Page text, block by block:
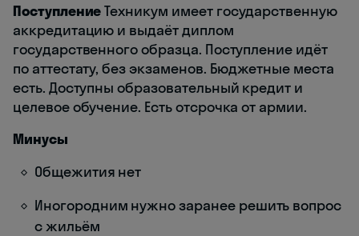
ПоступлениеТехникум имеет государственную
аккредитацию и выдаёт диплом
государственного образца. Поступление идёт
по аттестату, без экзаменов. Бюджетные места
есть. Доступны образовательный кредит и
целевое обучение. Есть отсрочка от армии.
Минусы
Общежития нет
Иногородним нужно заранее решить вопрос
с жильём